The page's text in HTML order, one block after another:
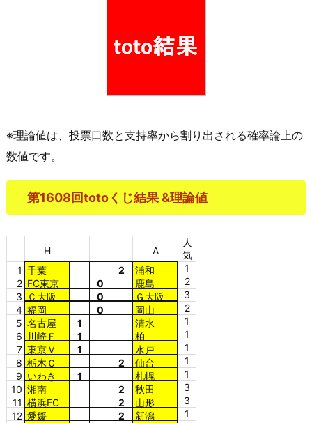
※理論値は、投票口数と支持率から割り出される確率論上の
数値です。
第1608回totoくじ結果 &理論値
H A
人
気
1 千葉 2 浦和
1
2 FC東京 0 鹿島
2
3
Ｃ大阪 0 Ｇ大阪
3
4 福岡 0 岡山
2
5 名古屋 1 清水
1
6
川崎Ｆ 1 柏
1
7 東京Ｖ 1 水戸
1
8 栃木Ｃ 2 仙台
1
9 いわき 1 札幌
1
10 湘南 2 秋田
3
11 横浜FC 2 山形
3
12 愛媛 2 新潟
1